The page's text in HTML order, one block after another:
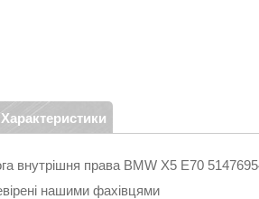
Характеристики
внутрішня права BMW X5 E70
нашими фахівцями